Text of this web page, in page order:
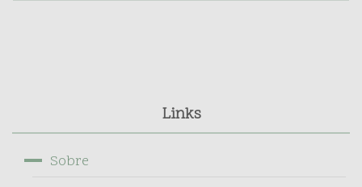
Links
Sobre